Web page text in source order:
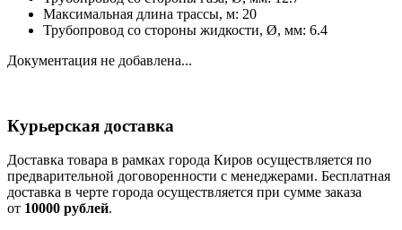
Максимальная длина трассы, м: 20
Трубопровод со стороны жидкости, Ø, мм: 6.4
Документация не добавлена...
Курьерская доставка
Доставка товара в рамках города Киров осуществляется по
предварительной договоренности с менеджерами. Бесплатная
доставка в черте города осуществляется при сумме заказа
от 10000 рублей.